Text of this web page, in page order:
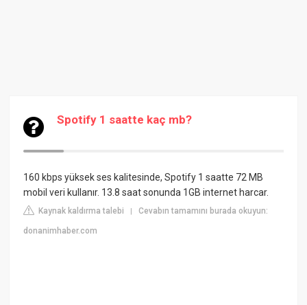
Spotify 1 saatte kaç mb?
160 kbps yüksek ses kalitesinde, Spotify 1 saatte 72 MB
mobil veri kullanır. 13.8 saat sonunda 1GB internet harcar.
Kaynak kaldırma talebi |Cevabın tamamını burada okuyun:
donanimhaber.com